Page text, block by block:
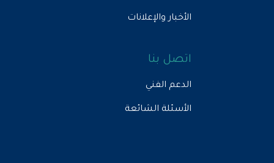
الأخبار والإعلانات
اتصل بنا
الدعم الفني
الأسئلة الشائعة